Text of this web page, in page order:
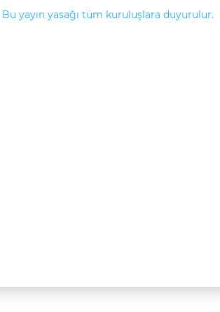
Bu yayın yasağı tüm kuruluşlara duyurulur.